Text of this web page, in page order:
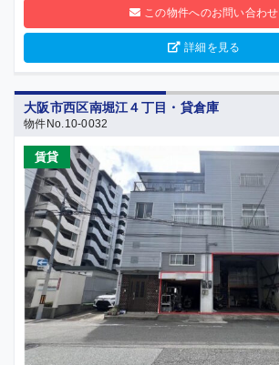
この物件へのお問い合わせ
詳細を見る
大阪市西区南堀江４丁目・貸倉庫
物件No.10-0032
賃貸